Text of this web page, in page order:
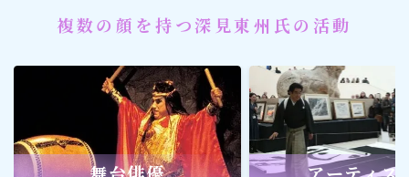
イベント情報
企業家
文化・芸術活動
社会貢献 社会貢献
複数の顔を持つ深見東州氏の活動